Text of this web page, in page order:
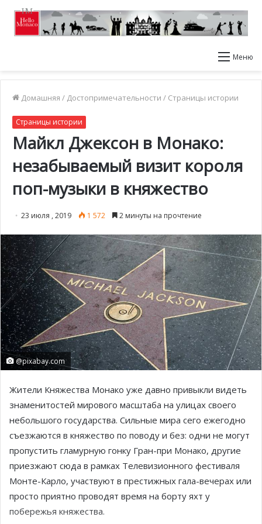
Меню
Домашняя / Достопримечательности / Страницы истории
Страницы истории
Майкл Джексон в Монако:
незабываемый визит короля
поп-музыки в княжество
23 июля , 2019 1 572 2 минуты на прочтение
@pixabay.com
Жители Княжества Монако уже давно привыкли видеть
знаменитостей мирового масштаба на улицах своего
небольшого государства. Сильные мира сего ежегодно
съезжаются в княжество по поводу и без: одни не могут
пропустить гламурную гонку Гран-при Монако, другие
приезжают сюда в рамках Телевизионного фестиваля
Монте-Карло, участвуют в престижных гала-вечерах или
просто приятно проводят время на борту яхт у
побережья княжества.